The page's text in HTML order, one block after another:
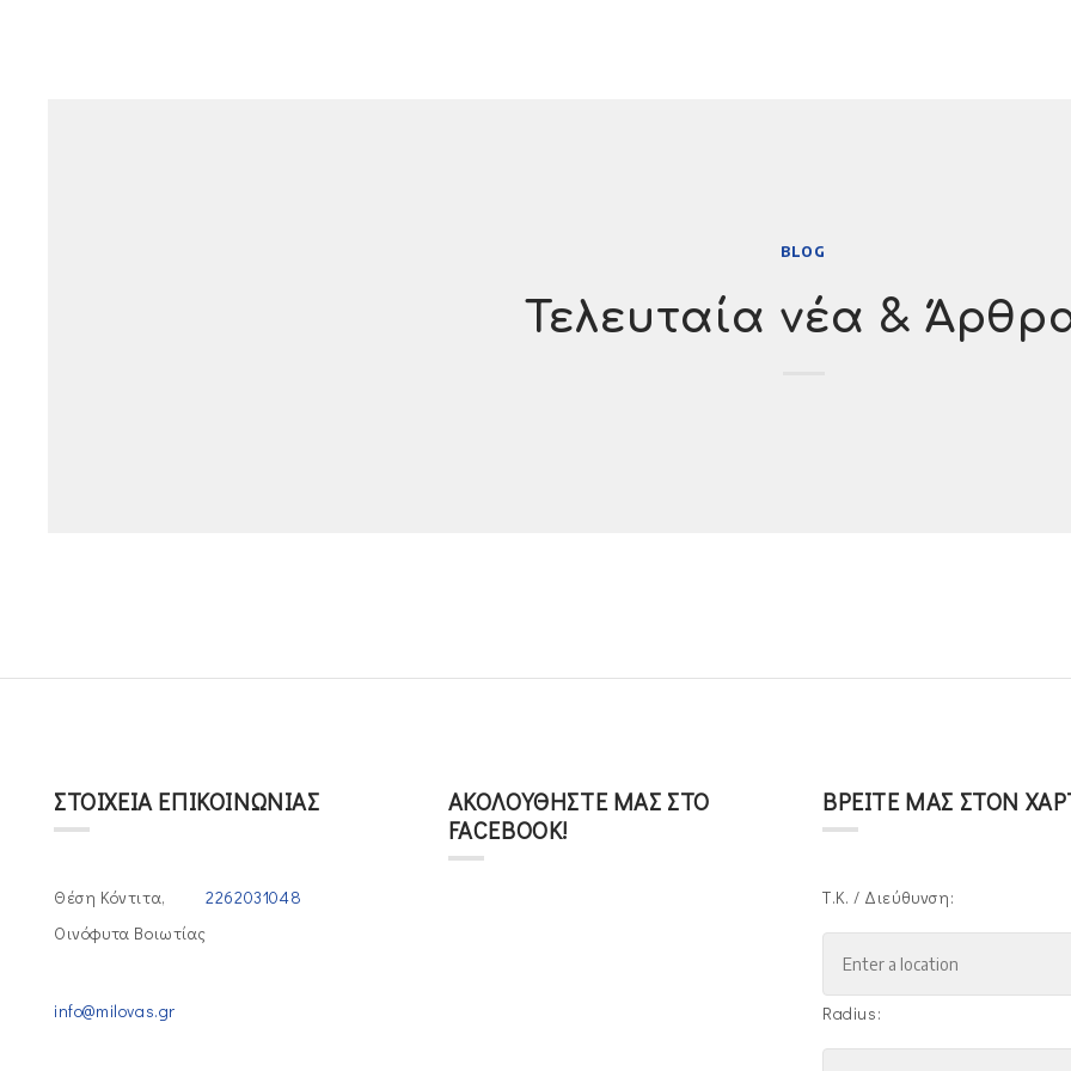
BLOG
Τελευταία νέα &
ΣΤΟΙΧΕΊΑ ΕΠΙΚΟΙΝΩΝΊΑΣ
Θέση Κόντιτα,
Οινόφυτα Βοιωτίας
2262031048
info@milovas.gr
ΑΚΟΛΟΥΘΉΣΤΕ ΜΑΣ ΣΤΟ
FACEBOOK!
ΒΡΕΊΤΕ ΜΑΣ ΣΤΟΝ
Τ.Κ. / Διεύθυνση:
Radius: